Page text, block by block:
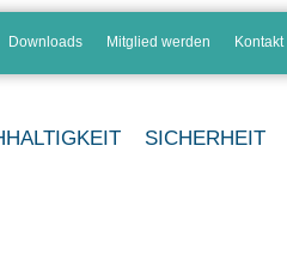
Downloads Mitglied werden Kontakt
SICHERHEIT